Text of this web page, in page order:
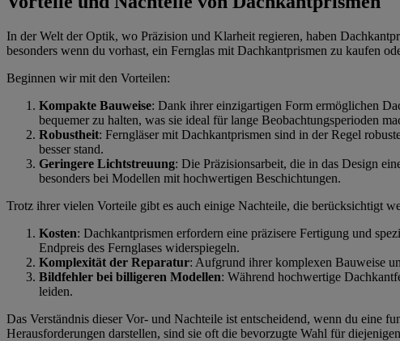
In der Welt der Optik, wo Präzision und Klarheit regieren, haben
besonders wenn du vorhast, ein Fernglas mit Dachkantprismen zu kaufen
Beginnen wir mit den Vorteilen:
Kompakte Bauweise: Dank ihrer einzigartigen Form ermöglichen
bequemer zu halten, was sie ideal für lange Beobachtungsperioden
Robustheit: Ferngläser mit Dachkantprismen sind in der Regel
besser stand.
Geringere Lichtstreuung: Die Präzisionsarbeit, die in das Design
besonders bei Modellen mit hochwertigen Beschichtungen.
Trotz ihrer vielen Vorteile gibt es auch einige Nachteile, die berücksichtigt
Kosten: Dachkantprismen erfordern eine präzisere Fertigung und
Endpreis des Fernglases widerspiegeln.
Komplexität der Reparatur: Aufgrund ihrer komplexen Bauweise
Bildfehler bei billigeren Modellen: Während hochwertige
leiden.
Das Verständnis dieser Vor- und Nachteile ist entscheidend, wenn du eine
Herausforderungen darstellen, sind sie oft die bevorzugte Wahl für